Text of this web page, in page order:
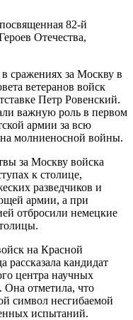
82-й
Отечества,
сражениях за Москву в
ветеранов войск
Петр Ровенский.
важную роль в первом
армии за всю
молниеносной войны.
за Москву войска
к столице,
разведчиков и
армии, а при
отбросили немецкие
на Красной
рассказала кандидат
центра научных
Она отметила, что
символ несгибаемой
испытаний.